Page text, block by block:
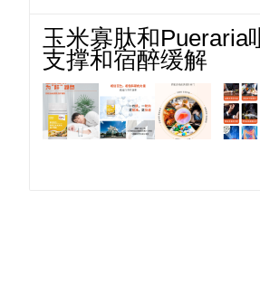
玉米寡肽和Pueraria
支撑和宿醉缓解